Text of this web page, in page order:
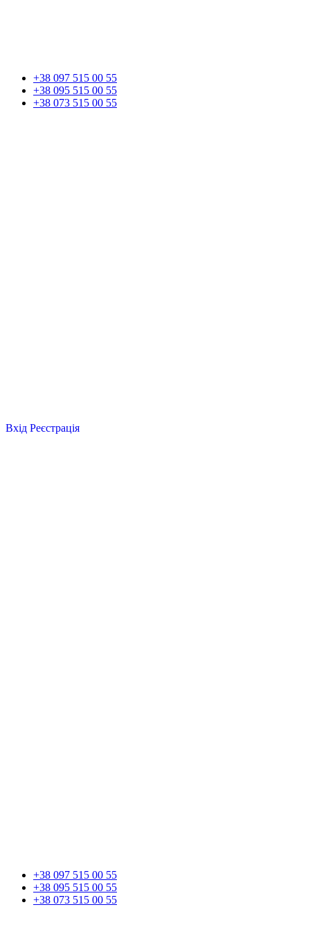
+38 097 515 00 55
+38 095 515 00 55
+38 073 515 00 55
Вхід Реєстрація
+38 097 515 00 55
+38 095 515 00 55
+38 073 515 00 55